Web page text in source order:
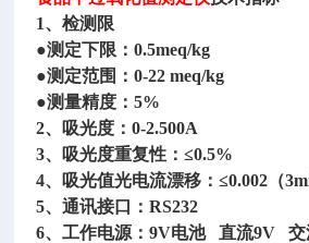
1、检测限
●测定下限：0.5meq/kg
●测定范围：0-22 meq/kg
●测量精度：5%
2、吸光度：0-2.500A
3、吸光度重复性：≤0.5%
4、吸光值光电流漂移：≤0.002（
5、通讯接口：RS232
6、工作电源：9V电池 直流9V 交